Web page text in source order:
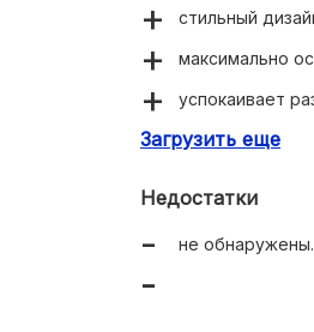
стильный
максимально
успокаивает
состав
Загрузить еще
Недостатки
не обнаружены.